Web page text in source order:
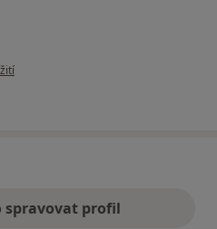
Pacient
spravovat profil